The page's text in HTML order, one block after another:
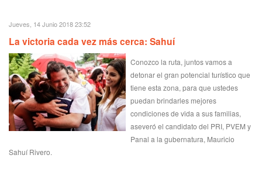
Jueves, 14 Junio 2018 23:52
La victoria cada vez más cerca: Sahuí
Conozco la ruta, juntos vamos a
detonar el gran potencial turístico que
tiene esta zona, para que ustedes
puedan brindarles mejores
condiciones de vida a sus familias,
aseveró el candidato del PRI, PVEM y
Panal a la gubernatura, Mauricio
Sahuí Rivero.